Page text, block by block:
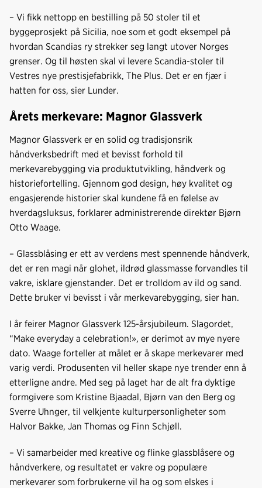
– Vi fikk nettopp en bestilling på 50 stoler til et
byggeprosjekt på Sicilia, noe som et godt eksempel på
hvordan Scandias ry strekker seg langt utover Norges
grenser. Og til høsten skal vi levere Scandia-stoler til
Vestres nye prestisjefabrikk, The Plus. Det er en fjær i
hatten for oss, sier Lunder.
Årets merkevare: Magnor Glassverk
Magnor Glassverk er en solid og tradisjonsrik
håndverksbedrift med et bevisst forhold til
merkevarebygging via produktutvikling, håndverk og
historiefortelling. Gjennom god design, høy kvalitet og
engasjerende historier skal kundene få en følelse av
hverdagsluksus, forklarer administrerende direktør Bjørn
Otto Waage.
– Glassblåsing er ett av verdens mest spennende håndverk,
det er ren magi når glohet, ildrød glassmasse forvandles til
vakre, isklare gjenstander. Det er trolldom av ild og sand.
Dette bruker vi bevisst i vår merkevarebygging, sier han.
I år feirer Magnor Glassverk 125-årsjubileum. Slagordet,
“Make everyday a celebration!», er derimot av mye nyere
dato. Waage forteller at målet er å skape merkevarer med
varig verdi. Produsenten vil heller skape nye trender enn å
etterligne andre. Med seg på laget har de alt fra dyktige
formgivere som Kristine Bjaadal, Bjørn van den Berg og
Sverre Uhnger, til velkjente kulturpersonligheter som
Halvor Bakke, Jan Thomas og Finn Schjøll.
– Vi samarbeider med kreative og flinke glassblåsere og
håndverkere, og resultatet er vakre og populære
merkevarer som forbrukerne vil ha og som elskes i